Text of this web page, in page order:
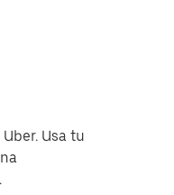
Usa tu